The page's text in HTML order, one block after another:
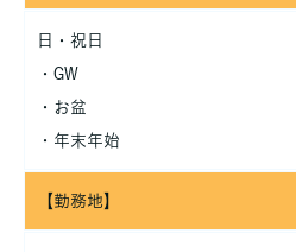
日・祝日
・GW
・お盆
・年末年始
【勤務地】